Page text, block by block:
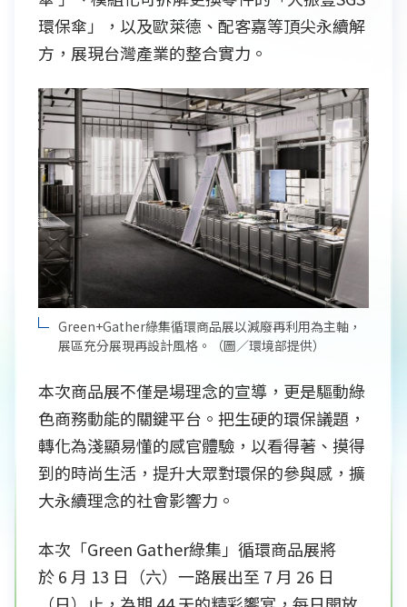
環保傘」，以及歐萊德、配客嘉等頂尖永續解
方，展現台灣產業的整合實力。
Green+Gather綠集循環商品展以減廢再利用為主軸，
展區充分展現再設計風格。（圖／環境部提供）
本次商品展不僅是場理念的宣導，更是驅動綠
色商務動能的關鍵平台。把生硬的環保議題，
轉化為淺顯易懂的感官體驗，以看得著、摸得
到的時尚生活，提升大眾對環保的參與感，擴
大永續理念的社會影響力。
本次「Green Gather綠集」循環商品展將
於 6 月 13 日（六）一路展出至 7 月 26 日